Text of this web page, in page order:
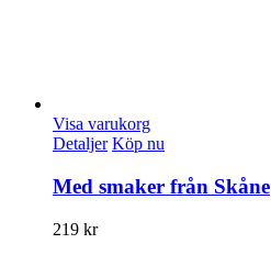
Visa varukorg
Detaljer Köp nu
Med smaker från Skåne
219 kr